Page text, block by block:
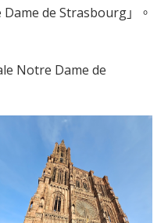
de Strasbourg」。
Notre Dame de